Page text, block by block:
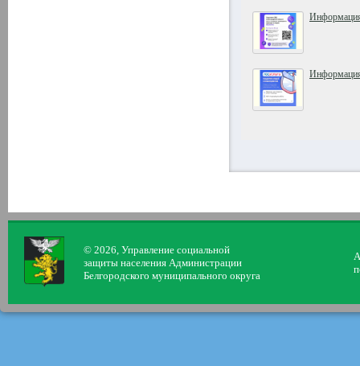
© 2026, Управление социальной
защиты населения Администрации
Белгородского муниципального округа